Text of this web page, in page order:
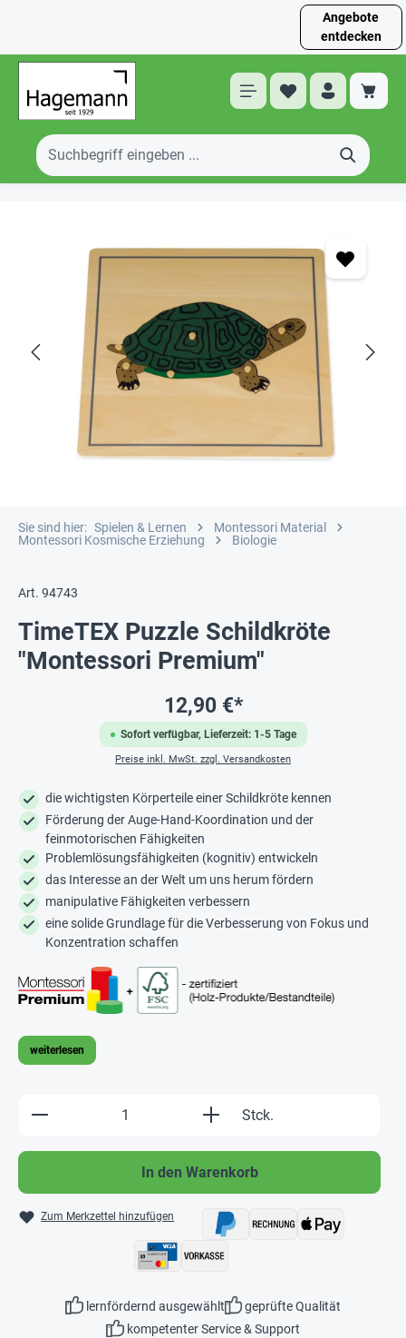
Angebote
entdecken
Sie sind hier: Spielen & Lernen
Montessori Material
Montessori Kosmische Erziehung
Biologie
Art. 94743
TimeTEX Puzzle Schildkröte
"Montessori Premium"
Sofort verfügbar, Lieferzeit: 1-5 Tage
12,90 €*
Preise inkl. MwSt. zzgl. Versandkosten
die wichtigsten Körperteile einer Schildkröte kennen
Förderung der Auge-Hand-Koordination und der
feinmotorischen Fähigkeiten
Problemlösungsfähigkeiten (kognitiv) entwickeln
das Interesse an der Welt um uns herum fördern
manipulative Fähigkeiten verbessern
eine solide Grundlage für die Verbesserung von Fokus und
Konzentration schaffen
weiterlesen
Produkt Anzahl: Gib den gewünschten
Stck.
In den Warenkorb
Zum Merkzettel hinzufügen
lernfördernd ausgewählt
geprüfte Qualität
kompetenter Service & Support